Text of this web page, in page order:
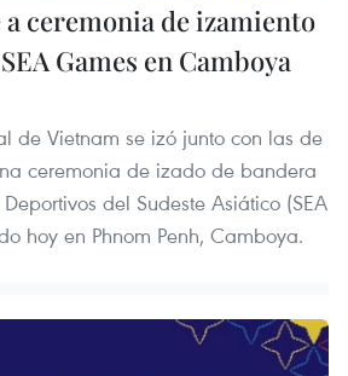
ceremonia de izamiento
Games en Camboya
de Vietnam se izó junto con las de
ceremonia de izado de bandera
del Sudeste Asiático (SEA
hoy en Phnom Penh, Camboya.